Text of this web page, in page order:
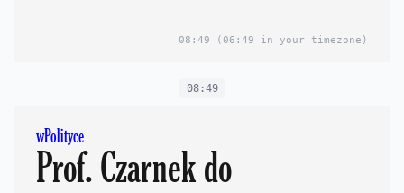
08:49 (06:49 in your timezone)
08:49
wPolityce
Prof. Czarnek do